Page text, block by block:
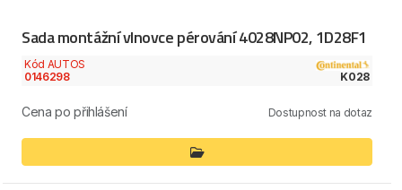
Sada montážní vlnovce pérování 4028NP02, 1D28F1
Kód AUTOS
0146298
K028
Cena po přihlášení Dostupnost na dotaz